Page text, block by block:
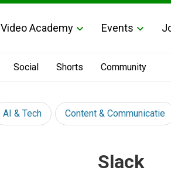
Video Academy Events
Social Shorts Community
AI & Tech Content & Communicatie
Slack